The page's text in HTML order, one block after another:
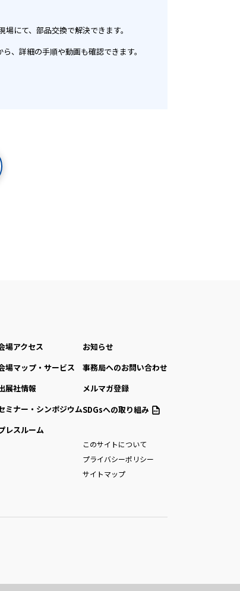
にて、部品交換で解決できます。
、詳細の手順や動画も確認できます。
場アクセス
場マップ・サービス
展社情報
ミナー・シンポジウム
レスルーム
お知らせ
事務局へのお問い合わせ
メルマガ登録
SDGsへの取り組み
このサイトについて
プライバシーポリシー
サイトマップ